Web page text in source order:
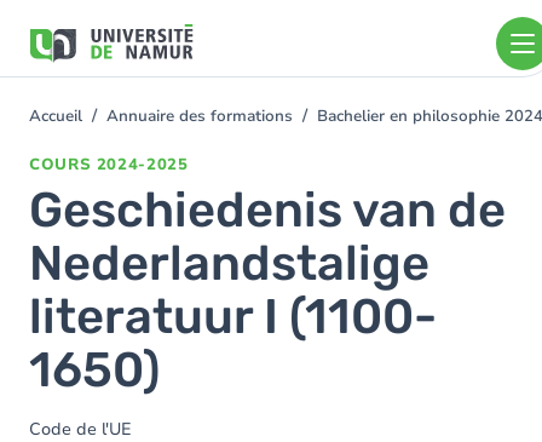
contenu
You
Accueil Annuaire des formations Bachelier en philosophie
COURS 2024-2025
Geschiedenis van de
Nederlandstalige
literatuur I (1100-
1650)
Code de l'UE